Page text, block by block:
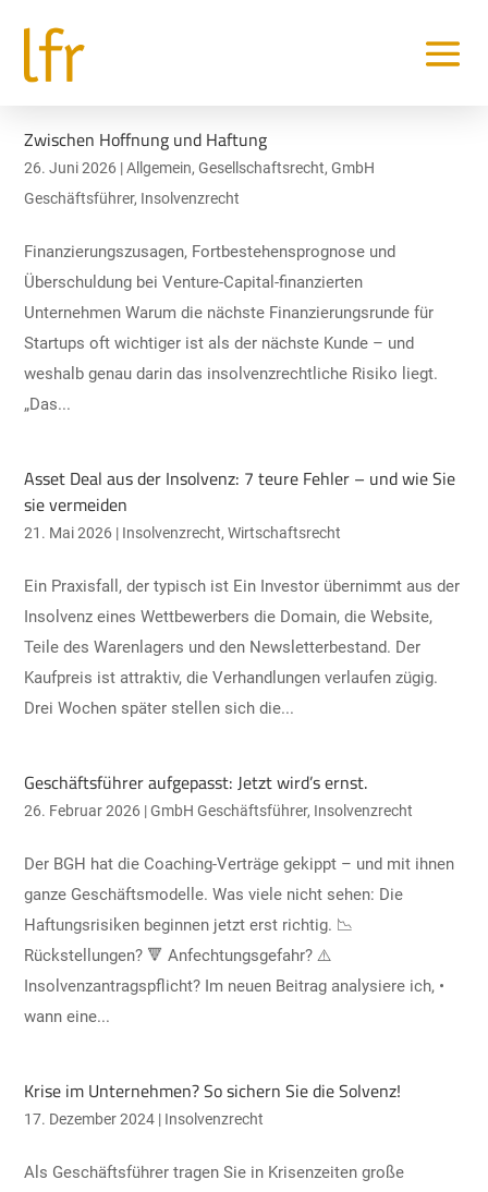
Zwischen Hoffnung und Haftung
26. Juni 2026 |Allgemein,Gesellschaftsrecht,GmbH
Geschäftsführer, Insolvenzrecht
Finanzierungszusagen, Fortbestehensprognose und
Überschuldung bei Venture-Capital-finanzierten
Unternehmen Warum die nächste Finanzierungsrunde für
Startups oft wichtiger ist als der nächste Kunde – und
weshalb genau darin das insolvenzrechtliche Risiko liegt.
„Das...
Asset Deal aus der Insolvenz: 7 teure Fehler – und wie Sie
sie vermeiden
21. Mai 2026 | Insolvenzrecht,Wirtschaftsrecht
Ein Praxisfall, der typisch ist Ein Investor übernimmt aus der
Insolvenz eines Wettbewerbers die Domain, die Website,
Teile des Warenlagers und den Newsletterbestand. Der
Kaufpreis ist attraktiv, die Verhandlungen verlaufen zügig.
Drei Wochen später stellen sich die...
Geschäftsführer aufgepasst: Jetzt wird’s ernst.
26. Februar 2026 |GmbH Geschäftsführer, Insolvenzrecht
Der BGH hat die Coaching-Verträge gekippt – und mit ihnen
ganze Geschäftsmodelle. Was viele nicht sehen: Die
Haftungsrisiken beginnen jetzt erst richtig. 📉
Rückstellungen? 🔻 Anfechtungsgefahr? ⚠️
Insolvenzantragspflicht? Im neuen Beitrag analysiere ich, •
wann eine...
Krise im Unternehmen? So sichern Sie die Solvenz!
17. Dezember 2024 | Insolvenzrecht
Als Geschäftsführer tragen Sie in Krisenzeiten große